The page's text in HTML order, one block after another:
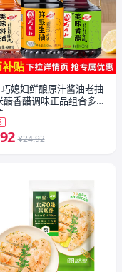
巧媳妇鲜酿原汁酱油老抽
醋香醋调味正品组合多规
¥24.92